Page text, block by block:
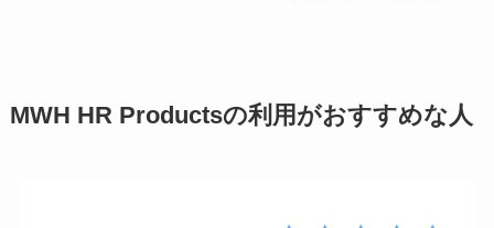
MWH HR Productsの利用がおすすめな人